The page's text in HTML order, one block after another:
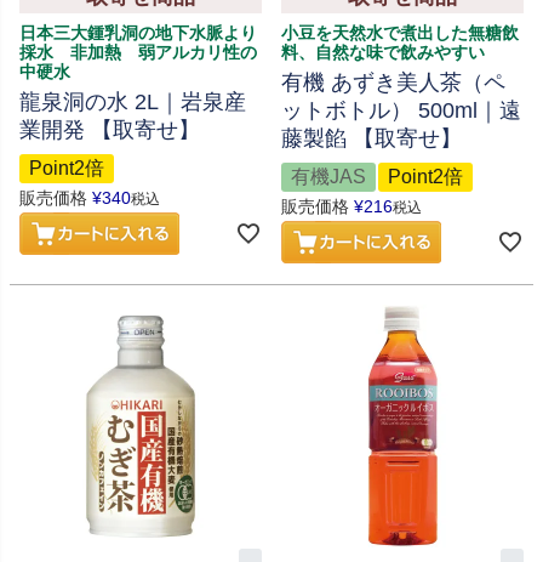
日本三大鍾乳洞の地下水脈より
採水 非加熱 弱アルカリ性の
中硬水
龍泉洞の水 2L｜岩泉産
業開発 【取寄せ】
Point2倍
販売価格 ¥340税込
小豆を天然水で煮出した無糖飲
料、自然な味で飲みやすい
有機 あずき美人茶（ペ
ットボトル） 500ml｜遠
藤製餡 【取寄せ】
有機JAS Point2倍
販売価格 ¥216税込